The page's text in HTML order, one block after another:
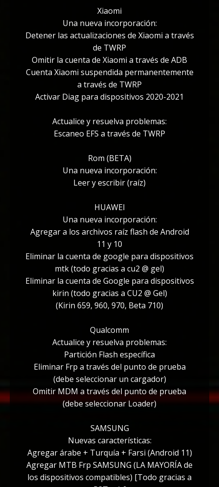
Xiaomi
Una nueva incorporación:
Detener las actualizaciones de Xiaomi a través
de TWRP
Omitir la cuenta de Xiaomi a través de ADB
Cuenta Xiaomi suspendida permanentemente
a través de TWRP
Activar Diag para dispositivos 2020-2021
Actualice y resuelva problemas:
Escaneo EFS a través de TWRP
Rom (BETA)
Una nueva incorporación:
Leer y escribir (raíz)
HUAWEI
Una nueva incorporación:
Agregar a los archivos raíz flash de Android
11 y 10
Eliminar la cuenta de google para dispositivos
mtk (todo gracias a cu2 @ gel)
Eliminar la cuenta de Google para dispositivos
kirin (todo gracias a CU2 @ Gel)
(Kirin 659, 960, 970, Beta 710)
Qualcomm
Actualice y resuelva problemas:
Partición Flash específica
Eliminar Frp a través del punto de prueba
(debe seleccionar un cargador)
Omitir MDM a través del punto de prueba
(debe seleccionar Loader)
SAMSUNG
Nuevas características:
Agregar árabe + Turquía + Farsi (Android 11)
Agregar MTB Frp SAMSUNG (LA MAYORÍA de
los dispositivos compatibles) [Todo gracias a